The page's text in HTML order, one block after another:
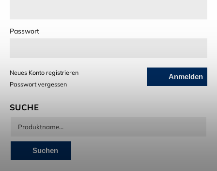
Passwort
Anmelden
Neues Konto registrieren
Passwort vergessen
SUCHE
Suchen